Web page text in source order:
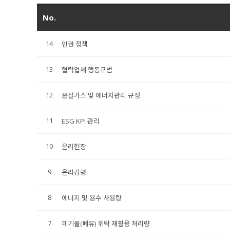
No.
14 인권 정책
13 협력업체 행동규범
12 온실가스 및 에너지관리 규정
11 ESG KPI 관리
10 윤리헌장
9 윤리강령
8 에너지 및 용수 사용량
7 폐기물(폐유) 위탁 재활용 처리량